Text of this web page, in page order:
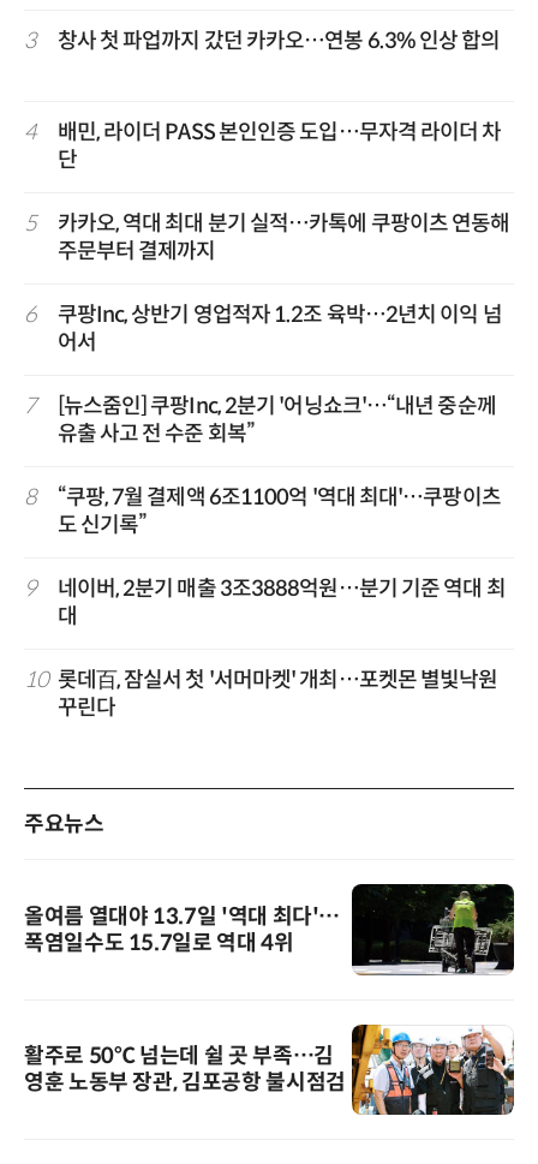
3 창사 첫 파업까지 갔던 카카오…연봉 6.3% 인상 합의
4
배민, 라이더 PASS 본인인증 도입…무자격 라이더 차
단
5
카카오, 역대 최대 분기 실적…카톡에 쿠팡이츠 연동해
주문부터 결제까지
6
쿠팡Inc, 상반기 영업적자 1.2조 육박…2년치 이익 넘
어서
7
[뉴스줌인] 쿠팡Inc, 2분기 '어닝쇼크'…“내년 중순께
유출 사고 전 수준 회복”
8
“쿠팡, 7월 결제액 6조1100억 '역대 최대'…쿠팡이츠
도 신기록”
9
네이버, 2분기 매출 3조3888억원…분기 기준 역대 최
대
10 롯데百, 잠실서 첫 '서머마켓' 개최…포켓몬 별빛낙원
꾸린다
주요뉴스
올여름 열대야 13.7일 '역대 최다'…
폭염일수도 15.7일로 역대 4위
활주로 50℃ 넘는데 쉴 곳 부족…김
영훈 노동부 장관, 김포공항 불시점검